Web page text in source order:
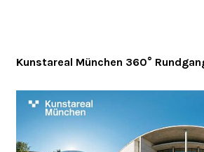
Kunstareal München 360°